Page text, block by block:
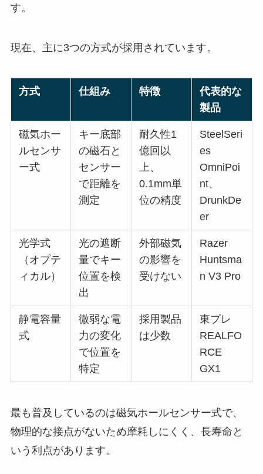
す。
現在、主に3つの方式が採用されています。
方式 仕組み 特徴
代表的な
製品
磁気ホー
ルセンサ
ー式
キー底部
の磁石と
センサー
で距離を
測定
耐久性1
億回以
上、
0.1mm単
位の精度
SteelSeri
es
OmniPoi
nt、
DrunkDe
er
光学式
（オプテ
ィカル）
光の遮断
量でキー
位置を検
出
外部磁気
の影響を
受けない
Razer
Huntsma
n V3 Pro
静電容量
式
微弱な電
力の変化
で位置を
特定
採用製品
は少数
東プレ
REALFO
RCE
GX1
最も普及しているのは磁気ホールセンサー式で、
物理的な接点がないため摩耗しにくく、長寿命と
いう利点があります。